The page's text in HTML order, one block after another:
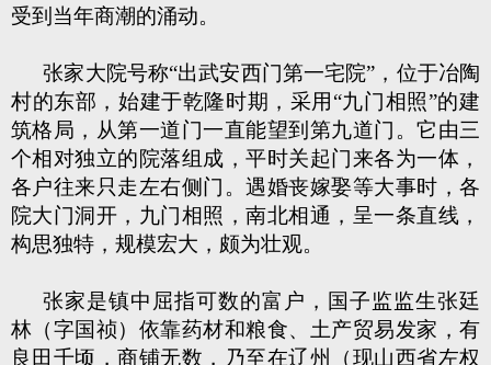
受到当年商潮的涌动。
张家大院号称“出武安西门第一宅院”，位于冶陶
村的东部，始建于乾隆时期，采用“九门相照”的建
筑格局，从第一道门一直能望到第九道门。它由三
个相对独立的院落组成，平时关起门来各为一体，
各户往来只走左右侧门。遇婚丧嫁娶等大事时，各
院大门洞开，九门相照，南北相通，呈一条直线，
构思独特，规模宏大，颇为壮观。
张家是镇中屈指可数的富户，国子监监生张廷
林（字国祯）依靠药材和粮食、土产贸易发家，有
良田千顷，商铺无数，乃至在辽州（现山西省左权